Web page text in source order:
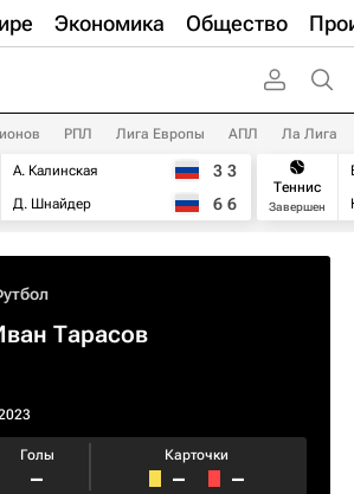
Экономика Общество
РПЛ Лига Европы АПЛ Ла Лига
А. Калинская
Д. Шнайдер
3 3
6 6
Теннис
Завершен
Тарасов
Голы
–
Карточки
– –